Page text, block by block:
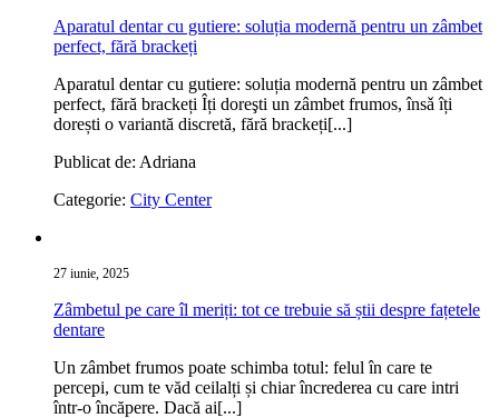
Aparatul dentar cu gutiere: soluția modernă pentru un zâmbet
perfect, fără brackeți
Aparatul dentar cu gutiere: soluția modernă pentru un zâmbet
perfect, fără brackeți Îți doreşti un zâmbet frumos, însǎ îți
dorești o variantă discretă, fără brackeți[...]
Publicat de: Adriana
Categorie: City Center
27 iunie, 2025
Zâmbetul pe care îl meriți: tot ce trebuie să știi despre fațetele
dentare
Un zâmbet frumos poate schimba totul: felul în care te
percepi, cum te văd ceilalți și chiar încrederea cu care intri
într-o încăpere. Dacă ai[...]